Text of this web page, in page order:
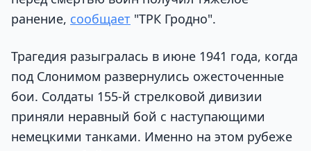
ранение, сообщает "ТРК Гродно".
Трагедия разыгралась в июне 1941 года, когда
под Слонимом развернулись ожесточенные
бои. Солдаты 155-й стрелковой дивизии
приняли неравный бой с наступающими
немецкими танками. Именно на этом рубеже